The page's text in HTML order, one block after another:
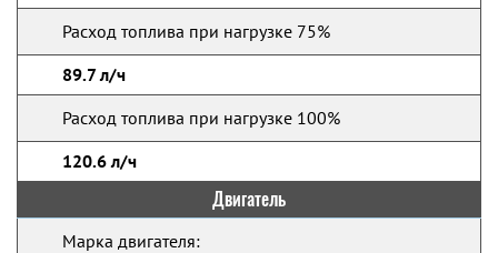
Расход топлива при нагрузке 75%
89.7 л/ч
Расход топлива при нагрузке 100%
120.6 л/ч
Двигатель
Марка двигателя: